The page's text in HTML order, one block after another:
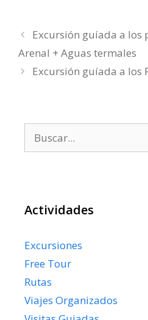
Excursión guíada a los
Arenal + Aguas termales
Excursión guíada a los
Actividades
Excursiones
Free Tour
Rutas
Viajes Organizados